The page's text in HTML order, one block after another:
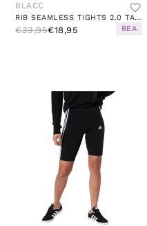
BLACC
RIB SEAMLESS TIGHTS 2.0 TAUPE
€33,95€18,95 REA